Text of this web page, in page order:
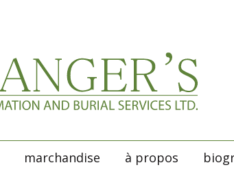
marchandise à propos